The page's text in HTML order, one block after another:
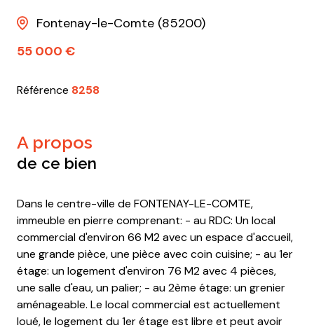
Fontenay-le-Comte (85200)
55 000 €
Référence 8258
a propos
de ce bien
Dans le centre-ville de FONTENAY-LE-COMTE,
immeuble en pierre comprenant: - au RDC: Un local
commercial d'environ 66 M2 avec un espace d'accueil,
une grande pièce, une pièce avec coin cuisine; - au 1er
étage: un logement d'environ 76 M2 avec 4 pièces,
une salle d'eau, un palier; - au 2ème étage: un grenier
aménageable. Le local commercial est actuellement
loué, le logement du 1er étage est libre et peut avoir